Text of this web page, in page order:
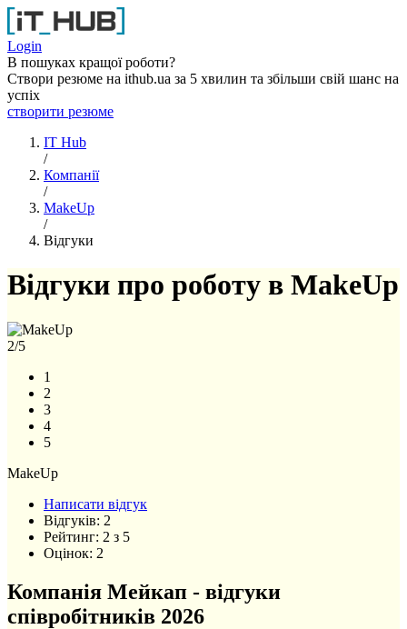
Перейти до основного вмісту
Login
В пошуках кращої роботи?
Створи резюме на ithub.ua за 5 хвилин та збільши свій шанс на
успіх
створити резюме
IT Hub
/
Компанії
/
MakeUp
/
Відгуки
Відгуки про роботу в MakeUp
2/5
1
2
3
4
5
MakeUp
Написати відгук
Відгуків: 2
Рейтинг: 2 з 5
Оцінок: 2
Компанія Мейкап - відгуки
співробітників 2026